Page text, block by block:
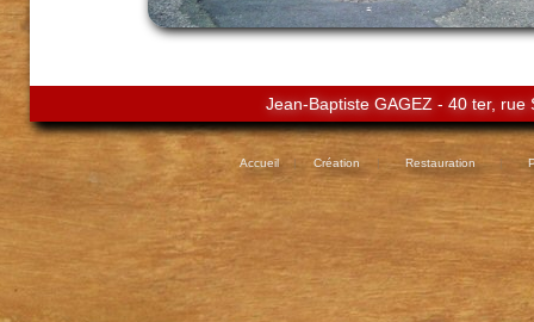
Jean-Baptiste GAGEZ - 40 ter,
Accueil | Création | Restauration |